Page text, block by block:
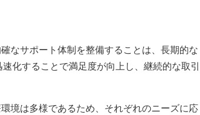
なサポート体制を整備することは、長期的な
化することで満足度が向上し、継続的な取引
境は多様であるため、それぞれのニーズに応